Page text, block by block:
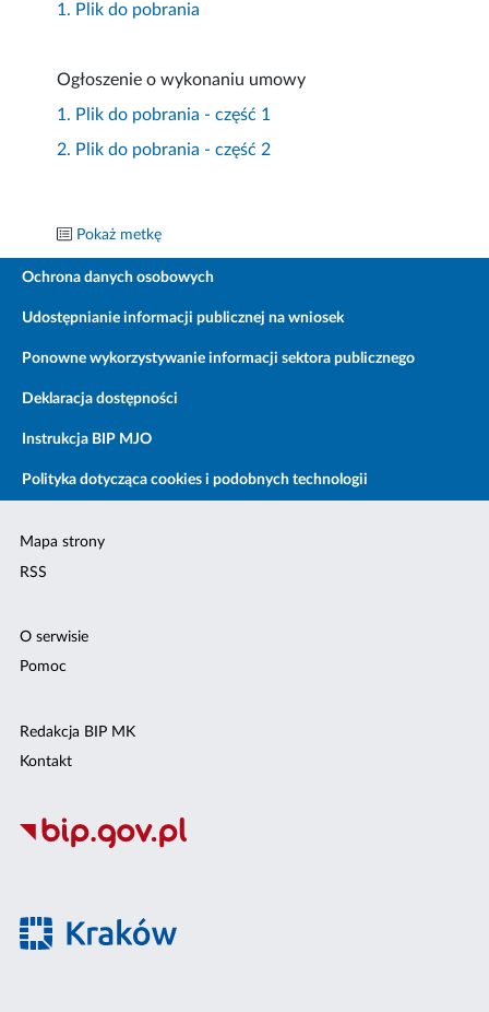
1. Plik do pobrania
Ogłoszenie o wykonaniu umowy
1. Plik do pobrania - część 1
2. Plik do pobrania - część 2
Pokaż metkę
Ochrona danych osobowych
Udostępnianie informacji publicznej na wniosek
Ponowne wykorzystywanie informacji sektora publicznego
Deklaracja dostępności
Instrukcja BIP MJO
Polityka dotycząca cookies i podobnych technologii
Mapa strony
RSS
O serwisie
Pomoc
Redakcja BIP MK
Kontakt